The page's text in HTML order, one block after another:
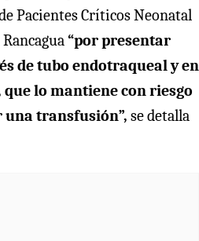
Pacientes Críticos Neonatal
“por presentar
de tubo endotraqueal y en
lo mantiene con riesgo
transfusión”, se detalla